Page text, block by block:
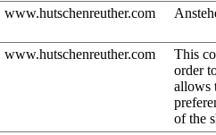
www.hutschenreuther.com
www.hutschenreuther.com
This
order
allows
of the